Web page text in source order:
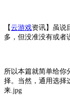
【云游戏资讯】虽说
多，但没准没有或者
所以本篇就简单给你
择。当然，通用选择
来.jpg